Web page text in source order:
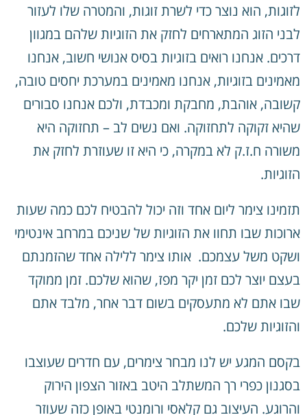
לזוגות, הוא נוצר כדי לשרת זוגות, והמטרה שלו לעזור
לבני הזוג המתארחים לחזק את הזוגיות שלהם במגוון
דרכים. אנחנו רואים בזוגיות בסיס אנושי חשוב, אנחנו
מאמינים בזוגיות, אנחנו מאמינים במערכת יחסים טובה,
קשובה, אוהבת, מחבקת ומכבדת, ולכם אנחנו סבורים
שהיא זקוקה לתחזוקה. ואם נשים לב – תחזוקה היא
משורה ח.ז.ק לא במקרה, כי היא זו שעוזרת לחזק את
הזוגיות.
תזמינו צימר ליום אחד וזה יכול להבטיח לכם כמה שעות
ארוכות שבו תחוו את הזוגיות של שניכם במרחב אינטימי
ושקט משל עצמכם. אותו צימר ללילה אחד שהזמנתם
בעצם יוצר לכם זמן יקר מפז, שהוא שלכם. זמן ממוקד
שבו אתם לא מתעסקים בשום דבר אחר, מלבד אתם
והזוגיות שלכם.
בקסם המגע יש לנו מבחר צימרים, עם חדרים שעוצבו
בסגנון כפרי רך המשתלב היטב באזור הצפון הירוק
והרוגע. העיצוב גם קלאסי ורומנטי באופן כזה שעוזר